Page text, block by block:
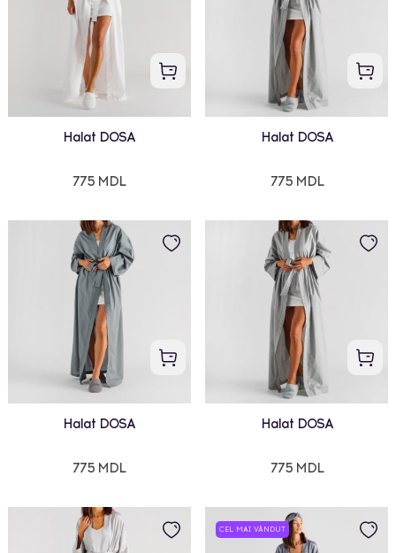
Halat DOSA
775 MDL
Halat DOSA
775 MDL
Halat DOSA
775 MDL
Halat DOSA
775 MDL
CEL MAI VÂNDUT